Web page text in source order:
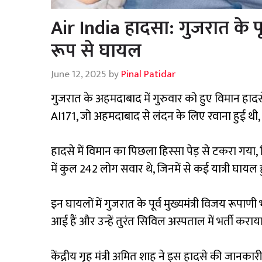
Air India हादसा: गुजरात के
रूप से घायल
June 12, 2025 byPinal Patidar
गुजरात के अहमदाबाद में गुरुवार को हुए विमान
AI171, जो अहमदाबाद से लंदन के लिए रवाना हुई
हादसे में विमान का पिछला हिस्सा पेड़ से टकरा
में कुल 242 लोग सवार थे, जिनमें से कई यात्री घायल
इन घायलों में गुजरात के पूर्व मुख्यमंत्री विजय रूपाणी
आई हैं और उन्हें तुरंत सिविल अस्पताल में भर्ती
केंद्रीय गृह मंत्री अमित शाह ने इस हादसे की